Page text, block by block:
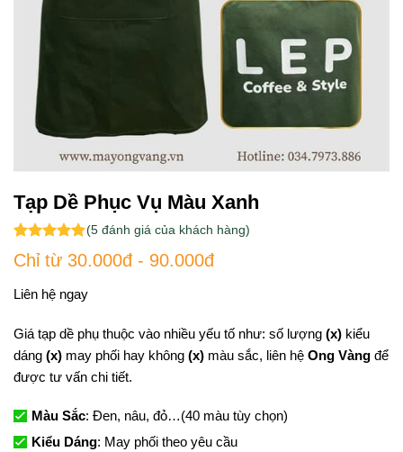
Tạp Dề Phục Vụ Màu Xanh
5.00trên 5
dựa trên
5
(5đánh giá của khách hàng)
Chỉ từ 30.000đ - 90.000đ
Liên hệ ngay
Giá tạp dề phụ thuộc vào nhiều yếu tố như: số lượng (x)kiểu
dáng (x)may phối hay không (x)màu sắc, liên hệ Ong Vàngđể
được tư vấn chi tiết.
Màu Sắc: Đen, nâu, đỏ…(40 màu tùy chọn)
Kiểu Dáng: May phối theo yêu cầu